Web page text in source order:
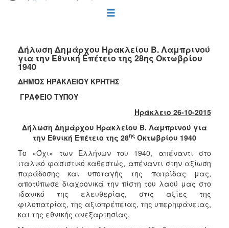
2025
2022
2021
2020
2019
2017
2016
2015
2013
2012
2011
2010
Δήλωση Δημάρχου Ηρακλείου Β. Λαμπρινού
για την Εθνική Επέτειο της 28ης Οκτωβρίου
1940
ΔΗΜΟΣ ΗΡΑΚΛΕΙΟΥ ΚΡΗΤΗΣ
ΓΡΑΦΕΙΟ ΤΥΠΟΥ
Ηράκλειο 26-10-2015
Δήλωση Δημάρχου Ηρακλείου Β. Λαμπρινού για
την Εθνική Επέτειο της 28ης Οκτωβρίου 1940
Το «Όχι» των Ελλήνων του 1940, απέναντι στο
ιταλικό φασιστικό καθεστώς, απέναντι στην αξίωση
παράδοσης και υποταγής της πατρίδας μας,
αποτύπωσε διαχρονικά την πίστη του λαού μας στο
ιδανικό της ελευθερίας, στις αξίες της
φιλοπατρίας, της αξιοπρέπειας, της υπερηφάνειας,
και της εθνικής ανεξαρτησίας.